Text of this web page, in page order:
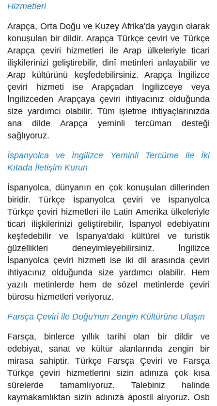
Hizmetleri
Arapça, Orta Doğu ve Kuzey Afrika'da yaygın olarak
konuşulan bir dildir. Arapça Türkçe çeviri ve Türkçe
Arapça çeviri hizmetleri ile Arap ülkeleriyle ticari
ilişkilerinizi geliştirebilir, dinî metinleri anlayabilir ve
Arap kültürünü keşfedebilirsiniz. Arapça İngilizce
çeviri hizmeti ise Arapçadan İngilizceye veya
İngilizceden Arapçaya çeviri ihtiyacınız olduğunda
size yardımcı olabilir. Tüm işletme ihtiyaçlarınızda
ana dilde Arapça yeminli tercüman desteği
sağlıyoruz.
İspanyolca ve İngilizce Yeminli Tercüme ile İki
Kıtada İletişim Kurun
İspanyolca, dünyanın en çok konuşulan dillerinden
biridir. Türkçe İspanyolca çeviri ve İspanyolca
Türkçe çeviri hizmetleri ile Latin Amerika ülkeleriyle
ticari ilişkilerinizi geliştirebilir, İspanyol edebiyatını
keşfedebilir ve İspanya'daki kültürel ve turistik
güzellikleri deneyimleyebilirsiniz. İngilizce
İspanyolca çeviri hizmeti ise iki dil arasında çeviri
ihtiyacınız olduğunda size yardımcı olabilir. Hem
yazılı metinlerde hem de sözel metinlerde çeviri
bürosu hizmetleri veriyoruz.
Farsça Çeviri ile Doğu'nun Zengin Kültürüne Ulaşın
Farsça, binlerce yıllık tarihi olan bir dildir ve
edebiyat, sanat ve kültür alanlarında zengin bir
mirasa sahiptir. Türkçe Farsça Çeviri ve Farsça
Türkçe çeviri hizmetlerini sizin adınıza çok kısa
sürelerde tamamlıyoruz. Talebiniz halinde
kaymakamlıktan sizin adınıza apostil alıyoruz. Osb